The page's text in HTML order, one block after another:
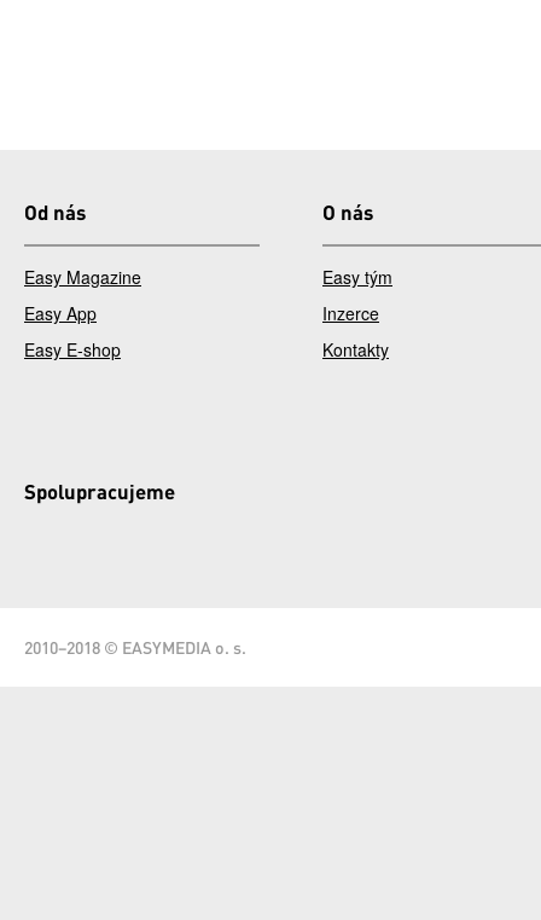
Od nás
Easy Magazine
Easy App
Easy E-shop
O nás
Easy tým
Inzerce
Kontakty
Spolupracujeme
2010–2018 © EASYMEDIA o. s.